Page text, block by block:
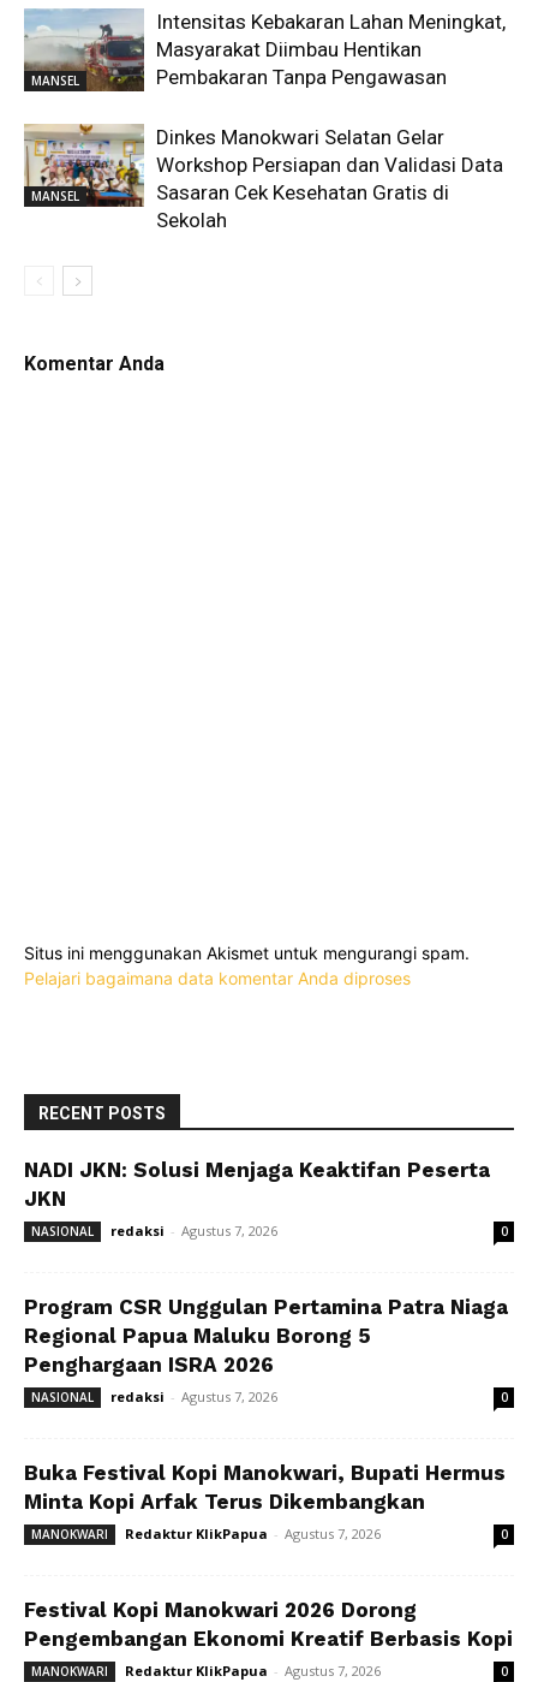
MANSEL
Intensitas Kebakaran Lahan Meningkat,
Masyarakat Diimbau Hentikan
Pembakaran Tanpa Pengawasan
MANSEL
Dinkes Manokwari Selatan Gelar
Workshop Persiapan dan Validasi Data
Sasaran Cek Kesehatan Gratis di
Sekolah
Komentar Anda
Situs ini menggunakan Akismet untuk mengurangi spam.
Pelajari bagaimana data komentar Anda diproses
RECENT POSTS
NADI JKN: Solusi Menjaga Keaktifan Peserta
JKN
NASIONAL redaksi - Agustus 7, 2026 0
Program CSR Unggulan Pertamina Patra Niaga
Regional Papua Maluku Borong 5
Penghargaan ISRA 2026
NASIONAL redaksi - Agustus 7, 2026 0
Buka Festival Kopi Manokwari, Bupati Hermus
Minta Kopi Arfak Terus Dikembangkan
MANOKWARI Redaktur KlikPapua - Agustus 7, 2026 0
Festival Kopi Manokwari 2026 Dorong
Pengembangan Ekonomi Kreatif Berbasis Kopi
MANOKWARI Redaktur KlikPapua - Agustus 7, 2026 0